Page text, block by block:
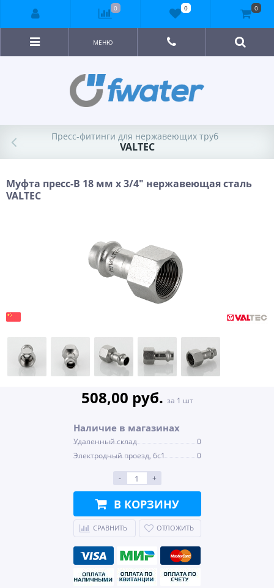
МЕНЮ
Пресс-фитинги для нержавеющих труб
VALTEC
Муфта пресс-В 18 мм х 3/4" нержавеющая сталь
VALTEC
508,00 руб. за 1 шт
Наличие в магазинах
Удаленный склад
0
Электродный проезд, 6с1
0
- +
В КОРЗИНУ
СРАВНИТЬ ОТЛОЖИТЬ
0 0 0